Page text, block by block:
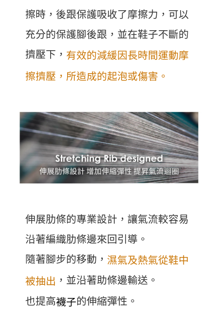
擦時，後跟保護吸收了摩擦力，可以
充分的保護腳後跟，並在鞋子不斷的
擠壓下， 有效的減緩因長時間運動摩
擦擠壓，所造成的起泡或傷害。
伸展肋條的專業設計，讓氣流較容易
沿著編織肋條邊來回引導。
隨著腳步的移動， 濕氣及熱氣從鞋中
被抽出 ，並沿著助條邊輸送。
也提高襪子的伸縮彈性。